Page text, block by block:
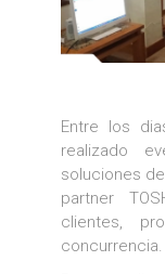
Entre los
realizado
soluciones
partner
clientes,
concurrencia.